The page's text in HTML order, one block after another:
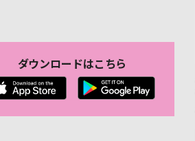
ダウンロードはこちら